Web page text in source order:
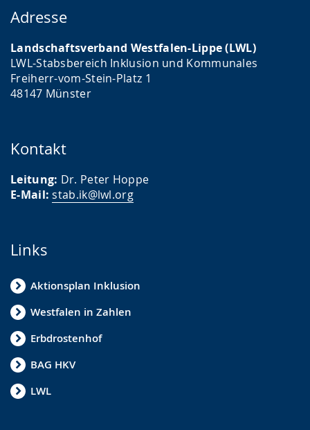
Adresse
Landschaftsverband Westfalen-Lippe (LWL)
LWL-Stabsbereich Inklusion und Kommunales
Freiherr-vom-Stein-Platz 1
48147 Münster
Kontakt
Leitung: Dr. Peter Hoppe
E-Mail:stab.ik@lwl.org
Links
Aktionsplan Inklusion
Westfalen in Zahlen
Erbdrostenhof
BAG HKV
LWL